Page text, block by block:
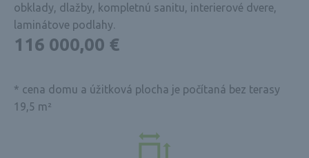
obklady, dlažby, kompletnú sanitu, interierové dvere,
laminátove podlahy.
116 000,00 €
* cena domu a úžitková plocha je počítaná bez terasy
19,5 m²